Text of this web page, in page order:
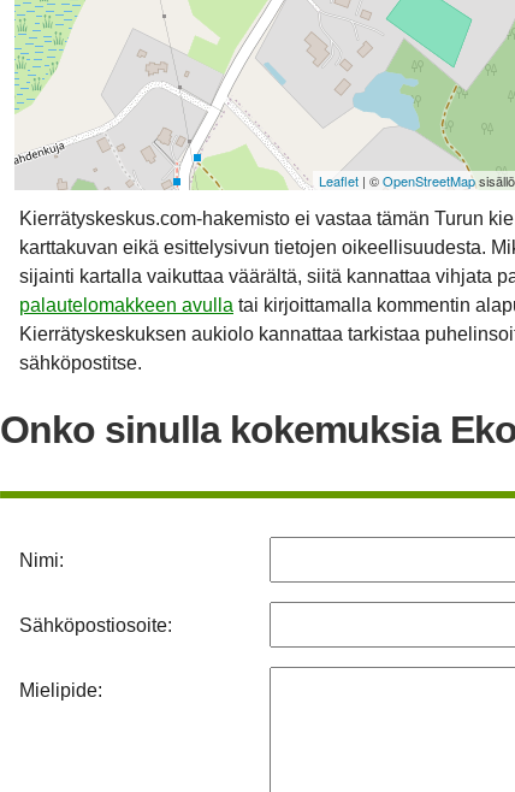
Leaflet | ©OpenStreetMap
Kierrätyskeskus.com-hakemisto ei vastaa tämän Turun
karttakuvan eikä esittelysivun tietojen oikeellisuudesta.
sijainti kartalla vaikuttaa väärältä, siitä kannattaa vihjata
palautelomakkeen avulla tai kirjoittamalla kommentin
Kierrätyskeskuksen aukiolo kannattaa tarkistaa
sähköpostitse.
Onko sinulla kokemuksia
Nimi:
Sähköpostiosoite:
Mielipide: